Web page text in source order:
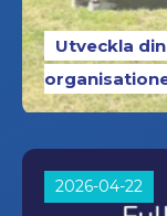
Utveckla
2026-04-22